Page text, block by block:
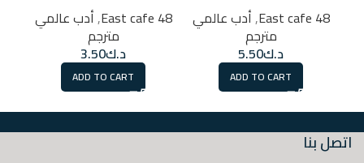
48 East cafe
,أدب عالمي
مترجم
د.ك5.50
ADD TO CART
48 East cafe
,أدب عالمي
مترجم
د.ك3.50
ADD TO CART
اتصل بنا